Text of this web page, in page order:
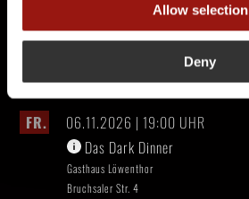
Allow selection
Deny
75053 Gondelsheim
FR.
06.11.2026 | 19:00 UHR
Das Dark Dinner
Gasthaus Löwenthor
Bruchsaler Str. 4